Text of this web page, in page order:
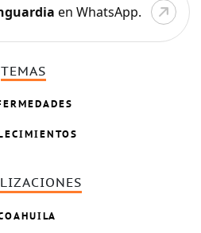
en WhatsApp.
TEMAS